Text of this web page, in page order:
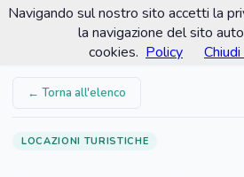
Comune di Gavorrano
Portale turistico ufficiale
← Torna all'elenco
LOCAZIONI TURISTICHE
Navigando sul nostro sito accetti la
la navigazione del sito
cookies. Policy